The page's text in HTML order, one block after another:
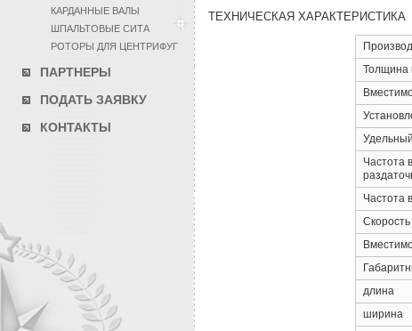
КАРДАННЫЕ ВАЛЫ
ШПАЛЬТОВЫЕ СИТА
РОТОРЫ ДЛЯ ЦЕНТРИФУГ
ПАРТНЕРЫ
ПОДАТЬ ЗАЯВКУ
КОНТАКТЫ
ТЕХНИЧЕСКАЯ ХАРАКТЕРИСТИКА
Толщина
Частота
Частота
длина
ширина